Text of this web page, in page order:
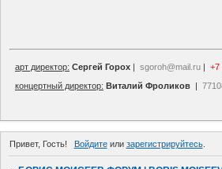
арт директор: Сергей Горох | sgoroh@mail.ru | +7
концертный директор: Виталий Фроликов |
Привет, Гость! Войдитеили зарегистрируйтесь.